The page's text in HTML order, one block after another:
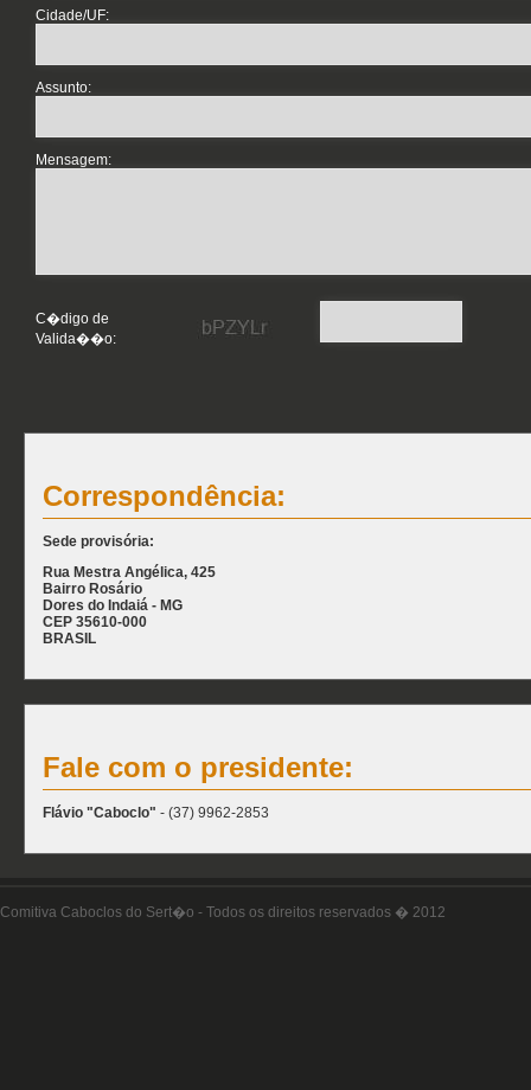
Cidade/UF:
Assunto:
Mensagem:
C�digo de
Valida��o:
Correspondência:
Sede provisória:
Rua Mestra Angélica, 425
Bairro Rosário
Dores do Indaiá - MG
CEP 35610-000
BRASIL
Fale com o presidente:
Flávio "Caboclo" - (37) 9962-2853
Comitiva Caboclos do Sert�o - Todos os direitos reservados � 2012